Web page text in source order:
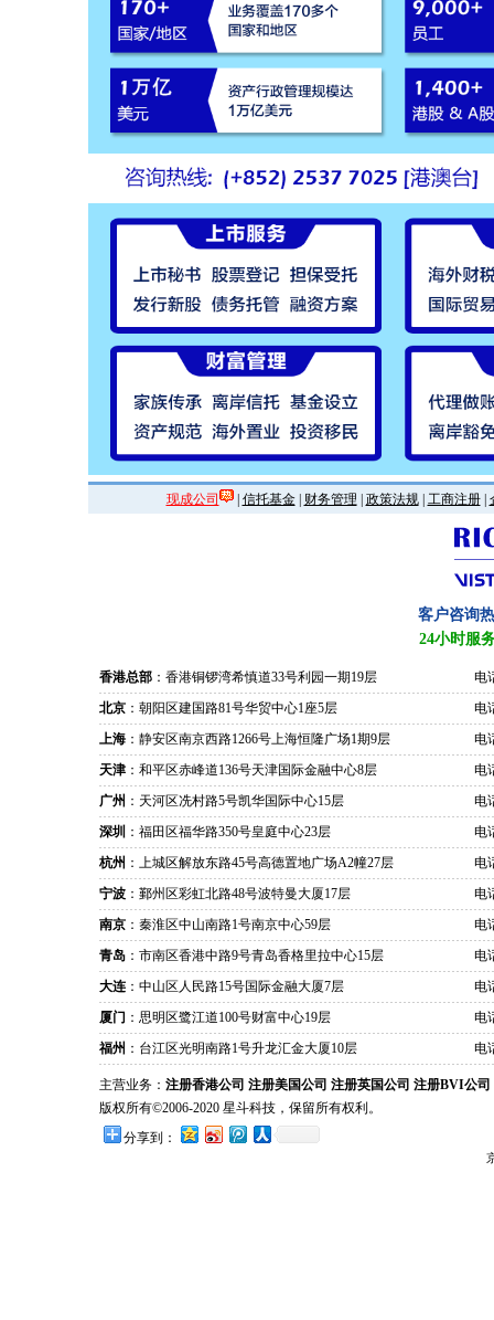
现成公司 | 信托基金| 财务管理 政策法规| 工商注册|
客户咨询
24小时服
香港总部 ：香港铜锣湾希慎道33号利园一期19层
电
北京 ：朝阳区建国路81号华贸中心1座5层
电
上海 ：静安区南京西路1266号上海恒隆广场1期9层
电
天津 ：和平区赤峰道136号天津国际金融中心8层
电
广州 ：天河区冼村路5号凯华国际中心15层
电
深圳 ：福田区福华路350号皇庭中心23层
电
杭州 ：上城区解放东路45号高德置地广场A2幢27层
电
宁波 ：鄞州区彩虹北路48号波特曼大厦17层
电
南京 ：秦淮区中山南路1号南京中心59层
电
青岛 ：市南区香港中路9号青岛香格里拉中心15层
电
大连 ：中山区人民路15号国际金融大厦7层
电
厦门 ：思明区鹭江道100号财富中心19层
电
福州 ：台江区光明南路1号升龙汇金大厦10层 电
主营业务： 注册香港公司 注册美国公司 注册英国公司 注册BVI公司
版权所有©2006-2020 星斗科技，保留所有权利。
分享到：